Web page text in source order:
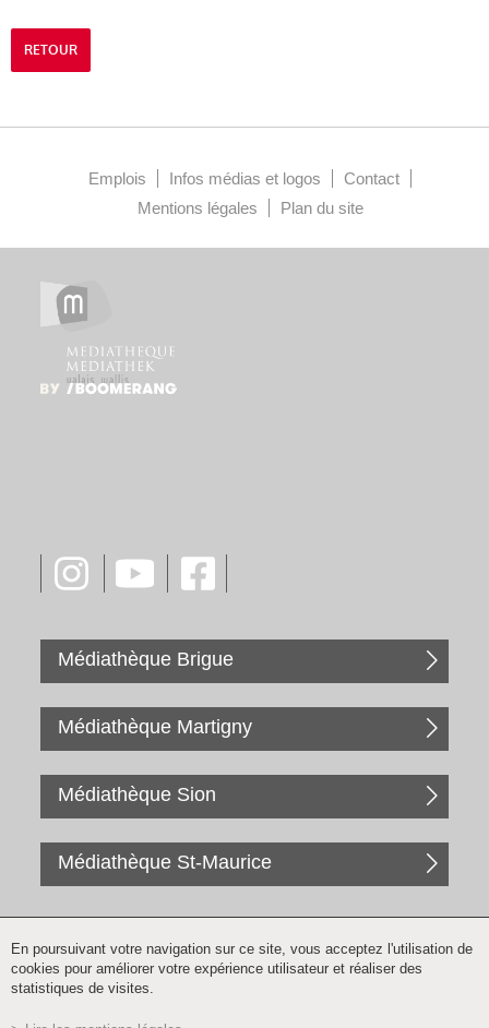
RETOUR
Emplois Infos médias et logos
Contact
Mentions légales
Plan du site
Médiathèque Brigue
Médiathèque Martigny
Médiathèque Sion
Médiathèque St-Maurice
En poursuivant votre navigation sur ce site, vous acceptez l'utilisation de
cookies pour améliorer votre expérience utilisateur et réaliser des
statistiques de visites.